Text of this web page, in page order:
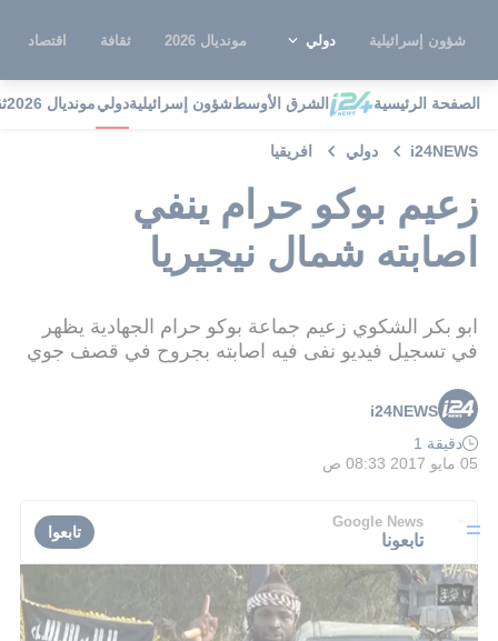
شؤون إسرائيلية دولي مونديال 2026 ثقافة اقتصاد
الصفحة الرئيسية الشرق الأوسطشؤون إسرائيليةدوليمونديال 2026
i24NEWS دولي افريقيا
زعيم بوكو حرام ينفي
اصابته شمال نيجيريا
ابو بكر الشكوي زعيم جماعة بوكو حرام الجهادية يظهر
في تسجيل فيديو نفى فيه اصابته بجروح في قصف جوي
i24NEWS
دقيقة 1
05 مايو 2017 08:33 ص
Google News
تابعونا تابعوا